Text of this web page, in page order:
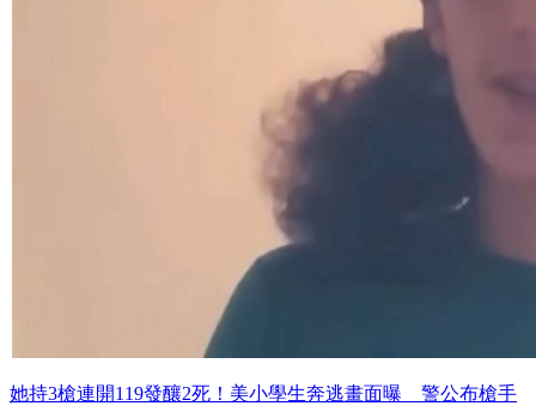
她持3槍連開119發釀2死！美小學生奔逃畫面曝 警公布槍手